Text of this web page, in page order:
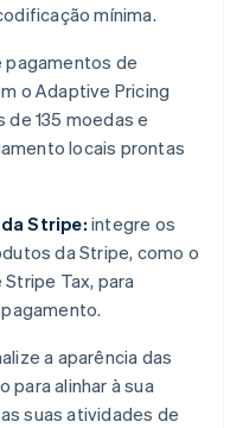
mínima.
pagamentos de
o Adaptive Pricing
135 moedas e
locais prontas
Stripe:integre os
da Stripe, como o
Tax, para
a aparência das
para alinhar à sua
suas atividades de